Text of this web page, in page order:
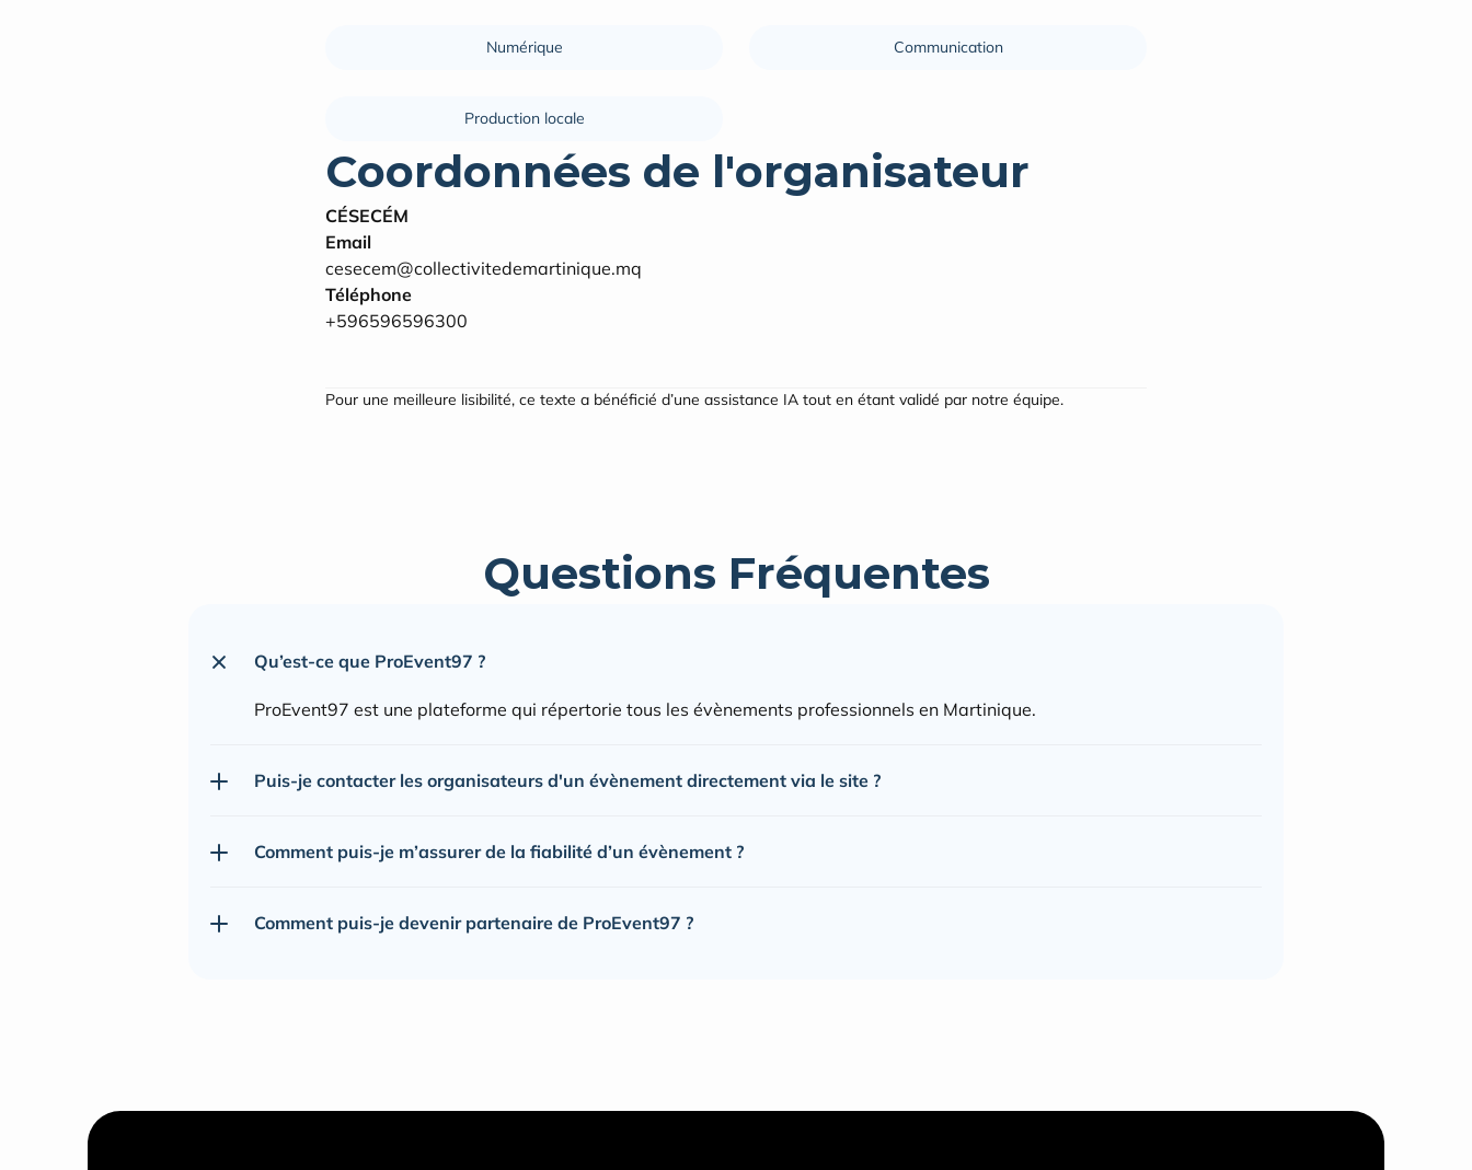
Numérique Communication
Production locale
Coordonnées de l'organisateur
CÉSECÉM
Email
cesecem@collectivitedemartinique.mq
Téléphone
+596596596300
Pour une meilleure lisibilité, ce texte a bénéficié d’une assistance IA tout en étant validé par notre équipe.
Questions Fréquentes
Qu’est-ce que ProEvent97 ?
ProEvent97 est une plateforme qui répertorie tous les évènements professionnels en Martinique.
Puis-je contacter les organisateurs d'un évènement directement via le site ?
Comment puis-je m’assurer de la fiabilité d’un évènement ?
Comment puis-je devenir partenaire de ProEvent97 ?